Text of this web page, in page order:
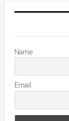
Name
Email